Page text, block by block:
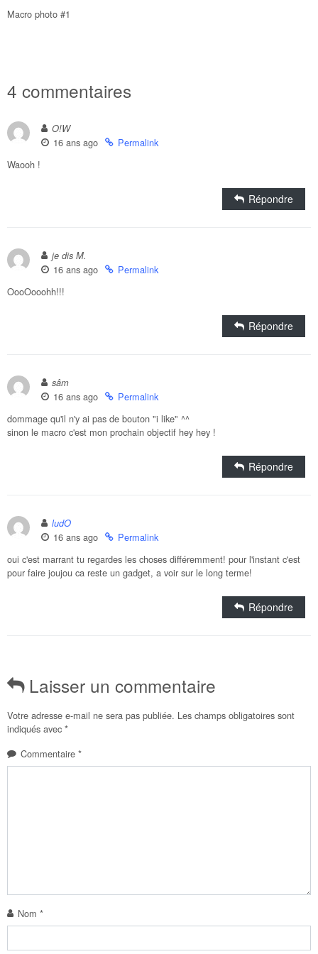
Macro photo #1
4 commentaires
O!W
16 ans ago
Permalink
Waooh !
Répondre
je dis M.
16 ans ago
Permalink
OooOooohh!!!
Répondre
sâm
16 ans ago
Permalink
dommage qu'il n'y ai pas de bouton "i like" ^^
sinon le macro c'est mon prochain objectif hey hey !
Répondre
ludO
16 ans ago
Permalink
oui c'est marrant tu regardes les choses différemment! pour l'instant c'est
pour faire joujou ca reste un gadget, a voir sur le long terme!
Répondre
Laisser un commentaire
Votre adresse e-mail ne sera pas publiée. Les champs obligatoires sont
indiqués avec *
Commentaire *
Nom *